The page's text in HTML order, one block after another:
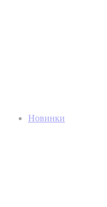
Новинки